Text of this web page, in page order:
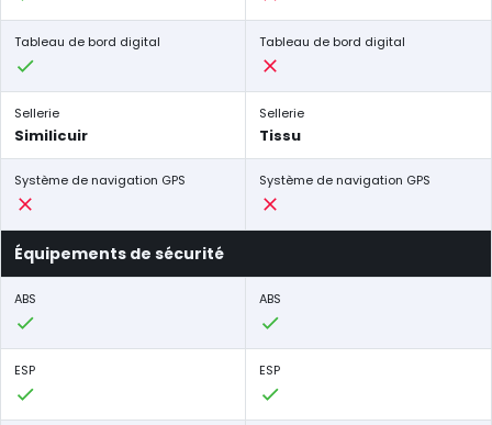
Tableau de bord digital Tableau de bord digital
Sellerie
Similicuir
Sellerie
Tissu
Système de navigation GPS Système de navigation GPS
Équipements de sécurité
ABS ABS
ESP ESP